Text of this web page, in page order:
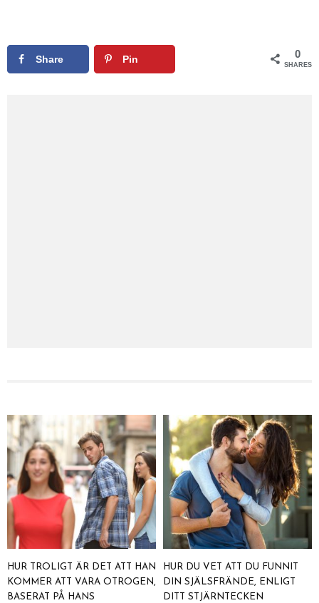
Share Pin 0
SHARES
HUR TROLIGT ÄR DET ATT HAN
KOMMER ATT VARA OTROGEN,
BASERAT PÅ HANS
HUR DU VET ATT DU FUNNIT
DIN SJÄLSFRÄNDE, ENLIGT
DITT STJÄRNTECKEN